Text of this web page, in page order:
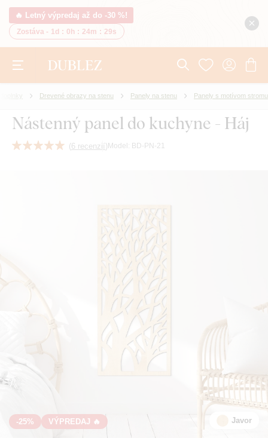
🔥 Letný výpredaj až do -30 %!
Zostáva - 1d : 0h : 24m : 28s
Drevené obrazy na stenu Panely na stenu Panely s motívom stromu
Nástenný panel do kuchyne - Háj
(6 recenzií) Model: BD-PN-21
-25% VÝPREDAJ 🔥 Javor